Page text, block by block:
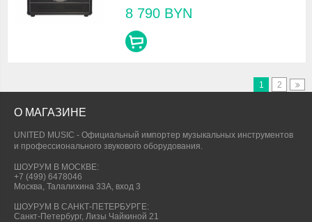
8 790 BYN
1 2
О МАГАЗИНЕ
UNITED MUSIC - Официальный импортер музыкальных инструментов
и профессионального звукового оборудования.
ШОУРУМ В МОСКВЕ:
+7 (499) 6478046
Москва, Талалихина 33А, вход 3
ШОУРУМ В САНКТ-ПЕТЕРБУРГЕ:
Санкт-Петербург, Лизы Чайкиной 21